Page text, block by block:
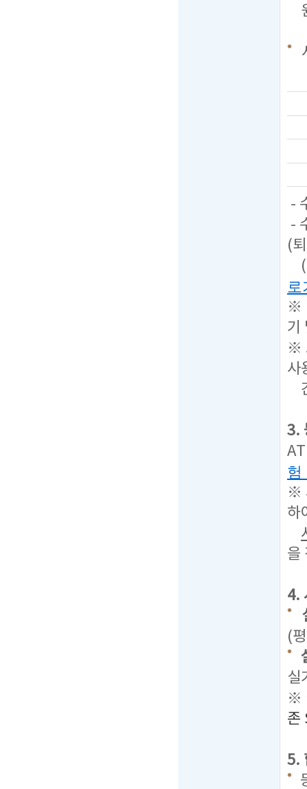
-
-
(
(
로
※
기
※
사
3.
험
※
하
을
4.
(
실
※
존
5.